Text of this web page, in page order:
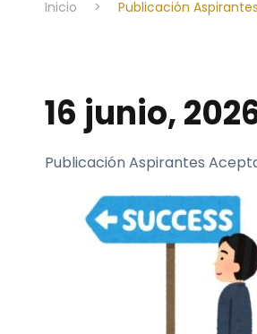
Inicio > Publicación
16 junio,
Publicación Aspirantes